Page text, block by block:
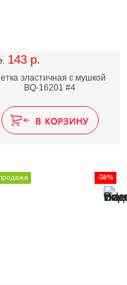
143 р.
эластичная с мушкой
BQ-16201 #4
-50%